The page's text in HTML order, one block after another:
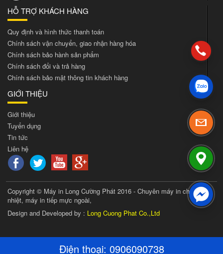
Điện thoại: 0906090738
HỖ TRỢ KHÁCH HÀNG
Quy định và hình thức thanh toán
Chính sách vận chuyển, giao nhận hàng hóa
Chính sách bảo hành sản phẩm
Chính sách đổi và trả hàng
Chính sách bảo mật thông tin khách hàng
GIỚI THIỆU
Giới thiệu
Tuyển dụng
Tin tức
Liên hệ
Copyright © Máy in Long Cường Phát 2016 - Chuyên máy in chuyển
nhiệt, máy in tiếp mực ngoài,
Design and Developed by : Long Cuong Phat Co.,Ltd